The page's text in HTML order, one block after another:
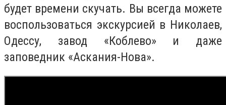
будет времени скучать. Вы всегда можете
воспользоваться экскурсией в Николаев,
Одессу, завод «Коблево» и даже
заповедник «Аскания-Нова».